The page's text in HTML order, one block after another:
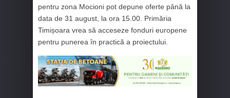
pentru zona Mocioni pot depune oferte până la
data de 31 august, la ora 15.00. Primăria
Timișoara vrea să acceseze fonduri europene
pentru punerea în practică a proiectului.